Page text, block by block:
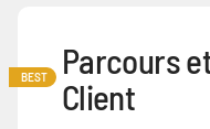
BEST
Parcours
Client